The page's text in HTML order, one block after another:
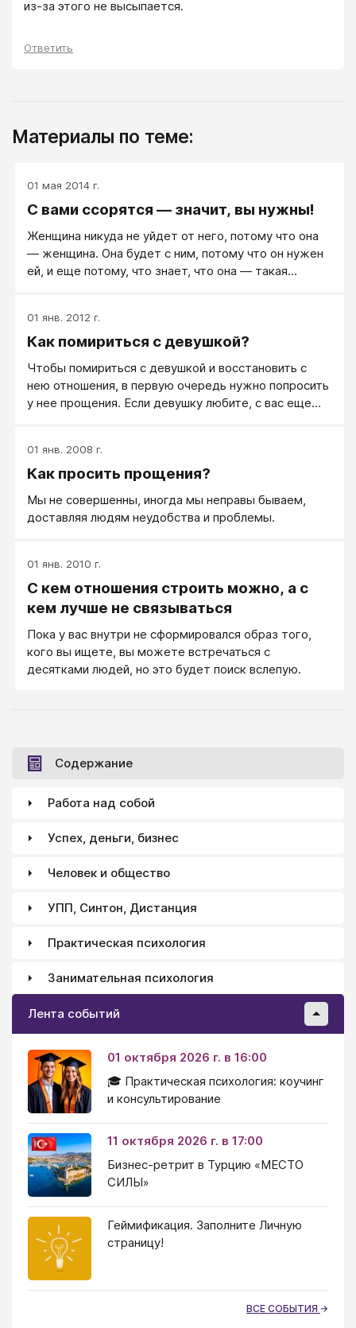
из-за этого не высыпается.
Ответить
Материалы по теме:
01 мая 2014 г.
С вами ссорятся — значит, вы нужны!
Женщина никуда не уйдет от него, потому что она
— женщина. Она будет с ним, потому что он нужен
ей, и еще потому, что знает, что она — такая
01 янв. 2012 г.
Как помириться с девушкой?
Чтобы помириться с девушкой и восстановить с
нею отношения, в первую очередь нужно попросить
у нее прощения. Если девушку любите, с вас еще
01 янв. 2008 г.
Как просить прощения?
Мы не совершенны, иногда мы неправы бываем,
доставляя людям неудобства и проблемы.
01 янв. 2010 г.
С кем отношения строить можно, а с
кем лучше не связываться
Пока у вас внутри не сформировался образ того,
кого вы ищете, вы можете встречаться с
десятками людей, но это будет поиск вслепую.
Содержание
Работа над собой
Успех, деньги, бизнес
Человек и общество
УПП, Синтон, Дистанция
Практическая психология
Занимательная психология
Лента событий
01 октября 2026 г. в 16:00
🎓 Практическая психология: коучинг
и консультирование
11 октября 2026 г. в 17:00
Бизнес-ретрит в Турцию «МЕСТО
СИЛЫ»
Геймификация. Заполните Личную
страницу!
ВСЕ СОБЫТИЯ